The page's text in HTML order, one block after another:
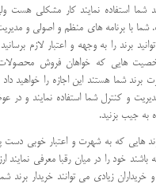
شما استفاده نمایند کار مشکلی هست
با برنامه های منظم و اصولی و
برند را به وجهه و اعتبار لازم
هایی که خواهان فروش
برند شما هستند این اجازه را خواهید داد
و کنترل شما استفاده نمایند و در
به جیب بزنید.
هایی که به شهرت و اعتبار خوبی دست
باشند خود را در میان رقبا معرفی نمایند
خریداران زیادی می توانند خریدار برند